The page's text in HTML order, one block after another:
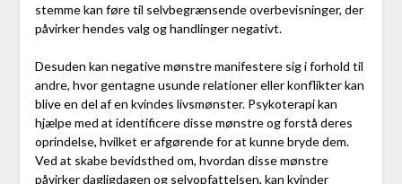
stemme kan føre til selvbegrænsende overbevisninger, der
påvirker hendes valg og handlinger negativt.
Desuden kan negative mønstre manifestere sig i forhold til
andre, hvor gentagne usunde relationer eller konflikter kan
blive en del af en kvindes livsmønster. Psykoterapi kan
hjælpe med at identificere disse mønstre og forstå deres
oprindelse, hvilket er afgørende for at kunne bryde dem.
Ved at skabe bevidsthed om, hvordan disse mønstre
påvirker dagligdagen og selvopfattelsen, kan kvinder